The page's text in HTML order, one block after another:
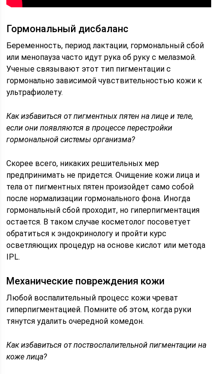
Гормональный дисбаланс
Беременность, период лактации, гормональный сбой
или менопауза часто идут рука об руку с мелазмой.
Ученые связывают этот тип пигментации с
гормонально зависимой чувствительностью кожи к
ультрафиолету.
Как избавиться от пигментных пятен на лице и теле,
если они появляются в процессе перестройки
гормональной системы организма?
Скорее всего, никаких решительных мер
предпринимать не придется. Очищение кожи лица и
тела от пигментных пятен произойдет само собой
после нормализации гормонального фона. Иногда
гормональный сбой проходит, но гиперпигментация
остается. В таком случае косметолог посоветует
обратиться к эндокринологу и пройти курс
осветляющих процедур на основе кислот или метода
IPL.
Механические повреждения кожи
Любой воспалительный процесс кожи чреват
гиперпигментацией. Помните об этом, когда руки
тянутся удалить очередной комедон.
Как избавиться от поствоспалительной пигментации на
коже лица?